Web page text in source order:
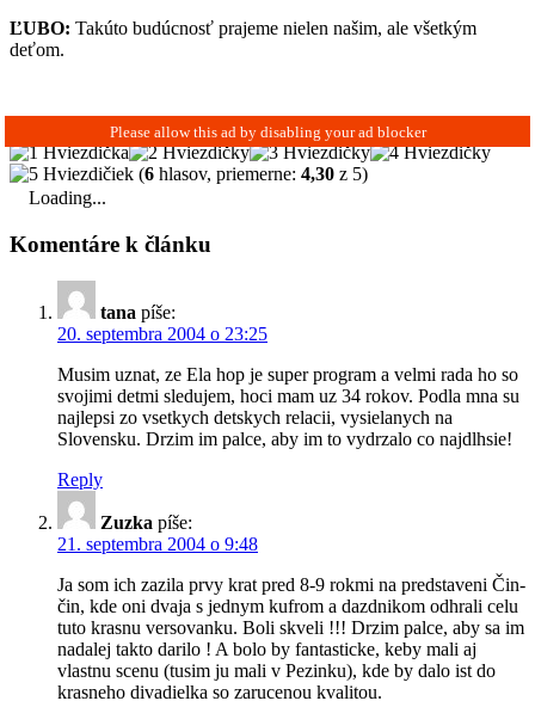
ĽUBO: Takúto budúcnosť prajeme nielen našim, ale všetkým
deťom.
(6 hlasov, priemerne: 4,30 z 5)
Loading...
Komentáre k článku
tana píše:
20. septembra 2004 o 23:25
Musim uznat, ze Ela hop je super program a velmi rada ho so
svojimi detmi sledujem, hoci mam uz 34 rokov. Podla mna su
najlepsi zo vsetkych detskych relacii, vysielanych na
Slovensku. Drzim im palce, aby im to vydrzalo co najdlhsie!
Reply
Zuzka píše:
21. septembra 2004 o 9:48
Ja som ich zazila prvy krat pred 8-9 rokmi na predstaveni Čin-
čin, kde oni dvaja s jednym kufrom a dazdnikom odhrali celu
tuto krasnu versovanku. Boli skveli !!! Drzim palce, aby sa im
nadalej takto darilo ! A bolo by fantasticke, keby mali aj
vlastnu scenu (tusim ju mali v Pezinku), kde by dalo ist do
krasneho divadielka so zarucenou kvalitou.